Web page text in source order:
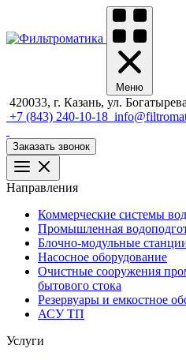
Меню
420033, г. Казань, ул.
+7 (843) 240-10-18
Заказать звонок
Направления
Коммерческие системы
Промышленная
Блочно-модульные
Насосное оборудование
Очистные сооружения
бытового стока
Резервуары и емкостное
АСУ ТП
Услуги